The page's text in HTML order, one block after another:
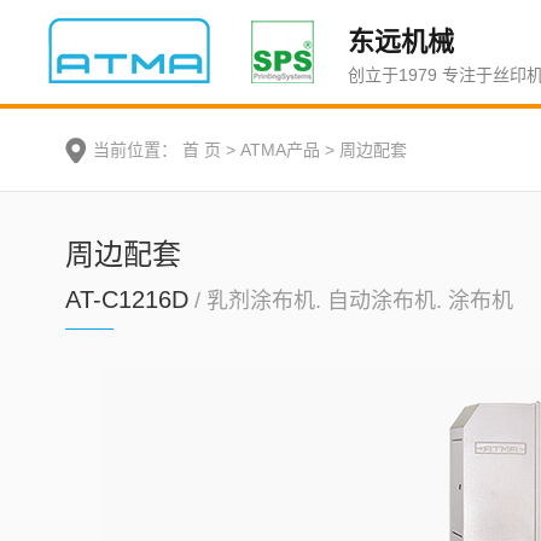
东远机械
创立于1979 专注于丝印
当前位置： 首 页 > ATMA产品 > 周边配套
周边配套
AT-C1216D/ 乳剂涂布机. 自动涂布机. 涂布机